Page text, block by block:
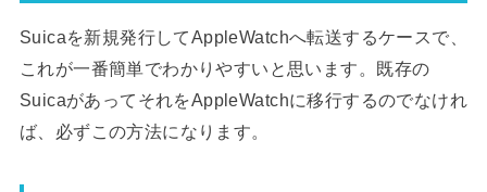
Suicaを新規発行してAppleWatchへ転送するケースで、
これが一番簡単でわかりやすいと思います。既存の
SuicaがあってそれをAppleWatchに移行するのでなけれ
ば、必ずこの方法になります。